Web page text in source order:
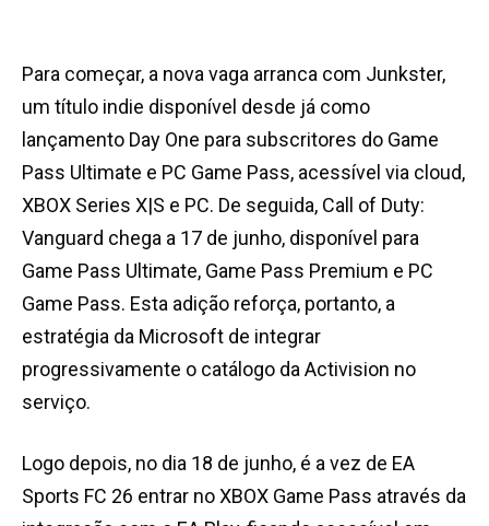
Para começar, a nova vaga arranca com Junkster,
um título indie disponível desde já como
lançamento Day One para subscritores do Game
Pass Ultimate e PC Game Pass, acessível via cloud,
XBOX Series X|S e PC. De seguida, Call of Duty:
Vanguard chega a 17 de junho, disponível para
Game Pass Ultimate, Game Pass Premium e PC
Game Pass. Esta adição reforça, portanto, a
estratégia da Microsoft de integrar
progressivamente o catálogo da Activision no
serviço.
Logo depois, no dia 18 de junho, é a vez de EA
Sports FC 26 entrar no XBOX Game Pass através da